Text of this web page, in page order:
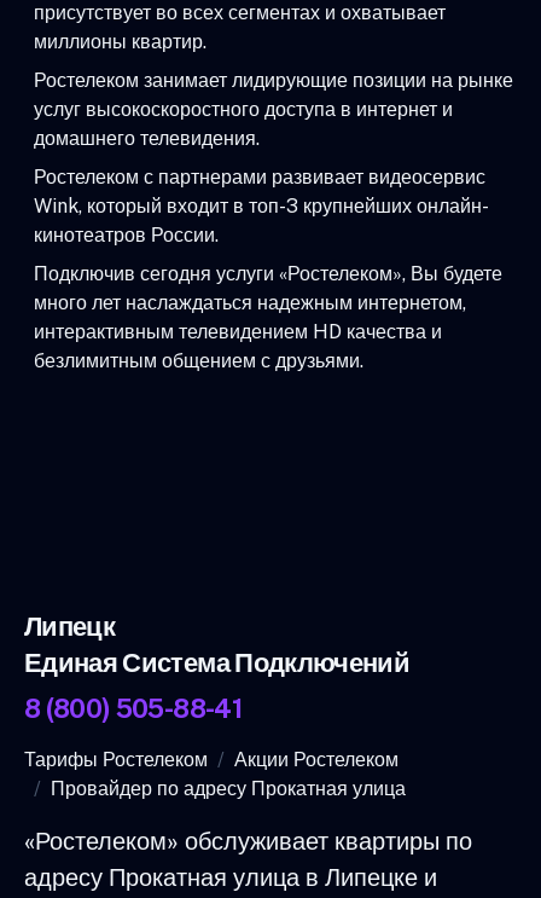
присутствует во всех сегментах и охватывает
миллионы квартир.
Ростелеком занимает лидирующие позиции на рынке
услуг высокоскоростного доступа в интернет и
домашнего телевидения.
Ростелеком с партнерами развивает видеосервис
Wink, который входит в топ-3 крупнейших онлайн-
кинотеатров России.
Подключив сегодня услуги «Ростелеком», Вы будете
много лет наслаждаться надежным интернетом,
интерактивным телевидением HD качества и
безлимитным общением с друзьями.
Липецк
Единая Система Подключений
8 (800) 505-88-41
Тарифы Ростелеком
Акции Ростелеком
Провайдер по адресу Прокатная улица
«Ростелеком» обслуживает квартиры по
адресу Прокатная улица в Липецке и